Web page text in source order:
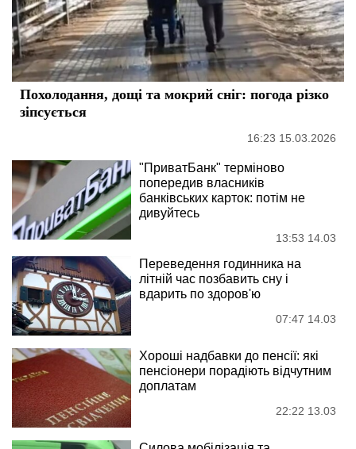
Похолодання, дощі та мокрий сніг: погода різко
зіпсується
16:23 15.03.2026
"ПриватБанк" терміново
попередив власників
банківських карток: потім не
дивуйтесь
13:53 14.03
Переведення годинника на
літній час позбавить сну і
вдарить по здоров'ю
07:47 14.03
Хороші надбавки до пенсії: які
пенсіонери порадіють відчутним
доплатам
22:22 13.03